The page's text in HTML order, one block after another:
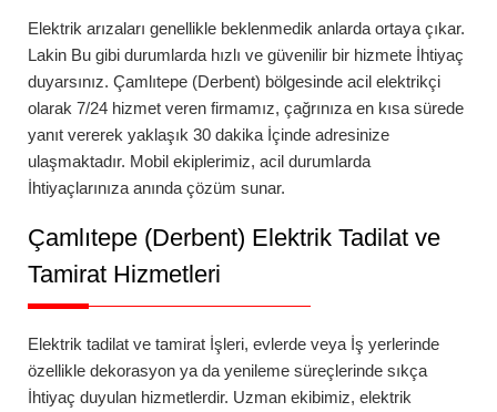
Elektrik arızaları genellikle beklenmedik anlarda ortaya çıkar.
Lakin Bu gibi durumlarda hızlı ve güvenilir bir hizmete İhtiyaç
duyarsınız. Çamlıtepe (Derbent) bölgesinde acil elektrikçi
olarak 7/24 hizmet veren firmamız, çağrınıza en kısa sürede
yanıt vererek yaklaşık 30 dakika İçinde adresinize
ulaşmaktadır. Mobil ekiplerimiz, acil durumlarda
İhtiyaçlarınıza anında çözüm sunar.
Çamlıtepe (Derbent) Elektrik Tadilat ve
Tamirat Hizmetleri
Elektrik tadilat ve tamirat İşleri, evlerde veya İş yerlerinde
özellikle dekorasyon ya da yenileme süreçlerinde sıkça
İhtiyaç duyulan hizmetlerdir. Uzman ekibimiz, elektrik